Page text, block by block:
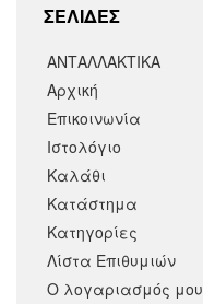
ΣΕΛΙΔΕΣ
ΑΝΤΑΛΛΑΚΤΙΚΑ
Αρχική
Επικοινωνία
Ιστολόγιο
Καλάθι
Κατάστημα
Κατηγορίες
Λίστα Επιθυμιών
Ο λογαριασμός μου